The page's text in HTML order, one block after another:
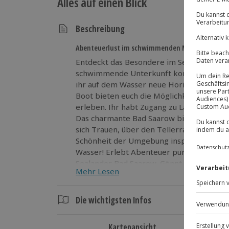
Beschreibung
Abenteuerlust im schwimmenden Mini-Boot
Entdeckt das Besondere im Sealander
schwimmende Unterkunft kombiniert
ihr auf dem Wasser neue Horizonte
Boot bieten euch die Möglichkeit,
erleben. Ihr habt Zugang zu Landtoiletten
Das charmante Bad Saarow bietet eine
sich Trauen, über den Tellerrand
Schönheit der Umgebung inspirieren
Wasser! Erlebt Abenteuer pur und übernachtet außergewöhnlich im
Sealander Bad Saarow. Gönnt euch 2
Mehr Lesen
Die wichtigsten Infos